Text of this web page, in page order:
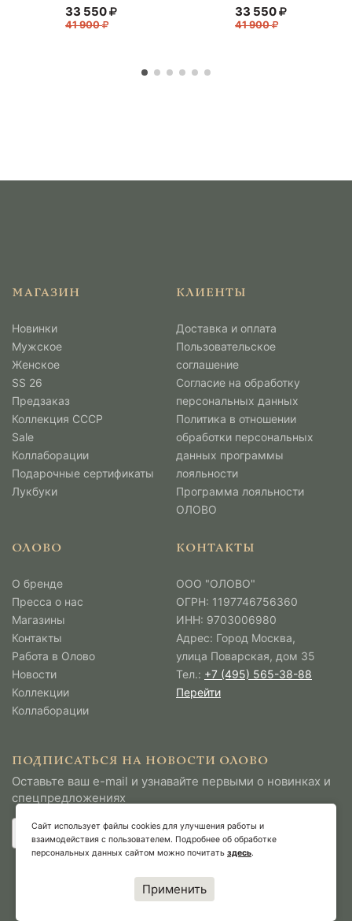
41 900
33 550
41 900
33 550
Сайт использует файлы cookies для улучшения работы и
взаимодействия с пользователем. Подробнее об обработке
персональных данных сайтом можно почитать здесь.
Применить
МАГАЗИН
Новинки
Мужcкое
Женское
SS 26
Предзаказ
Коллекция СССР
Sale
Коллаборации
Подарочные сертификаты
Лукбуки
КЛИЕНТЫ
Доставка и оплата
Пользовательское
соглашение
Согласие на обработку
персональных данных
Политика в отношении
обработки персональных
данных программы
лояльности
Программа лояльности
ОЛОВО
ОЛОВО
О бренде
Пресса о нас
Магазины
Контакты
Работа в Олово
Новости
Коллекции
Коллаборации
КОНТАКТЫ
ООО "ОЛОВО"
ОГРН: 1197746756360
ИНН: 9703006980
Адрес: Город Москва,
улица Поварская, дом 35
Тел.: +7 (495) 565-38-88
Перейти
ПОДПИСАТЬСЯ НА НОВОСТИ ОЛОВО
Оставьте ваш e-mail и узнавайте первыми о новинках и
спецпредложениях